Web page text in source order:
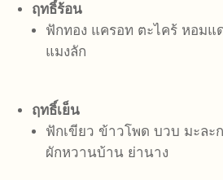
ฤทธิ์ร้อน
ฟักทอง แครอท ตะไคร้ หอมแ
แมงลัก
ฤทธิ์เย็น
ฟักเขียว ข้าวโพด บวบ มะละ
ผักหวานบ้าน ย่านาง